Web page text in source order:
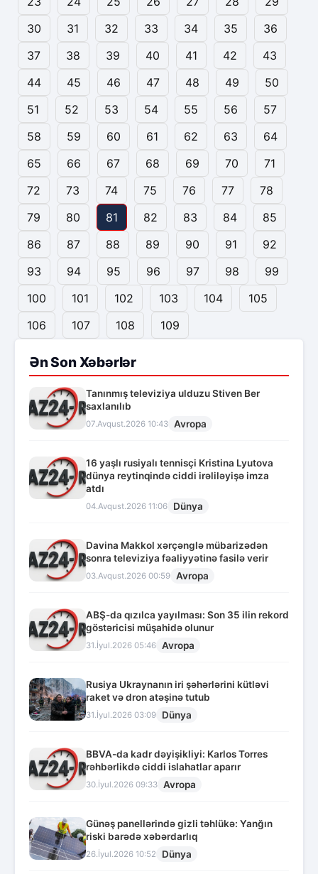
30
31 32 33 34 35
36
37
38 39 40 41 42
43
44
45 46 47 48 49
50
51
52 53 54 55 56
57
58
59 60 61 62 63
64
65
66 67 68 69 70
71
72
73 74 75 76 77
78
79
80 81 82 83 84
85
86
87 88 89 90 91
92
93
94 95 96 97 98
99
100
101 102 103 104
105
106
107 108 109
Ən Son Xəbərlər
Tanınmış televiziya ulduzu Stiven Ber
saxlanılıb
07.Avqust.2026 10:43 Avropa
16 yaşlı rusiyalı tennisçi Kristina Lyutova
dünya reytinqində ciddi irəliləyişə imza
atdı
04.Avqust.2026 11:06 Dünya
Davina Makkol xərçənglə mübarizədən
sonra televiziya fəaliyyətinə fasilə verir
03.Avqust.2026 00:59 Avropa
ABŞ-da qızılca yayılması: Son 35 ilin rekord
göstəricisi müşahidə olunur
31.İyul.2026 05:46 Avropa
Rusiya Ukraynanın iri şəhərlərini kütləvi
raket və dron atəşinə tutub
31.İyul.2026 03:09 Dünya
BBVA-da kadr dəyişikliyi: Karlos Torres
rəhbərlikdə ciddi islahatlar aparır
30.İyul.2026 09:33 Avropa
Günəş panellərində gizli təhlükə: Yanğın
riski barədə xəbərdarlıq
26.İyul.2026 10:52 Dünya